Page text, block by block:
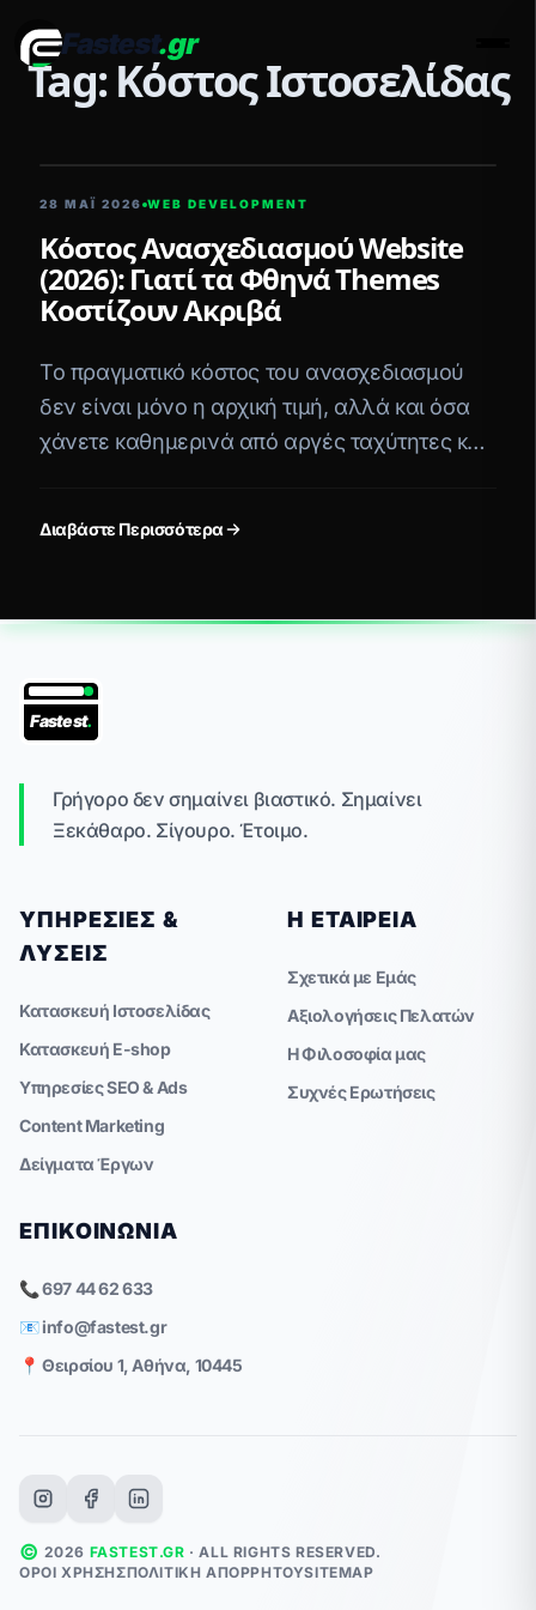
Fastest.gr
Tag: Κόστος Ιστοσελίδας
28 ΜΑΪ́ 2026 WEB DEVELOPMENT
Κόστος Ανασχεδιασμού Website
(2026): Γιατί τα Φθηνά Themes
Κοστίζουν Ακριβά
Το πραγματικό κόστος του ανασχεδιασμού
δεν είναι μόνο η αρχική τιμή, αλλά και όσα
χάνετε καθημερινά από αργές ταχύτητες και
Διαβάστε Περισσότερα
Fastest.
Γρήγορο δεν σημαίνει βιαστικό. Σημαίνει
Ξεκάθαρο. Σίγουρο. Έτοιμο.
ΥΠΗΡΕΣΊΕΣ &
ΛΎΣΕΙΣ
Κατασκευή Ιστοσελίδας
Κατασκευή E-shop
Υπηρεσίες SEO & Ads
Content Marketing
Δείγματα Έργων
Η ΕΤΑΙΡΕΊΑ
Σχετικά με Εμάς
Αξιολογήσεις Πελατών
Η Φιλοσοφία μας
Συχνές Ερωτήσεις
ΕΠΙΚΟΙΝΩΝΊΑ
📞 697 44 62 633
📧info@fastest.gr
📍 Θειρσίου 1, Αθήνα, 10445
© 2026 FASTEST.GR · ALL RIGHTS RESERVED.
ΌΡΟΙ ΧΡΉΣΗΣΠΟΛΙΤΙΚΉ ΑΠΟΡΡΉΤΟΥSITEMAP